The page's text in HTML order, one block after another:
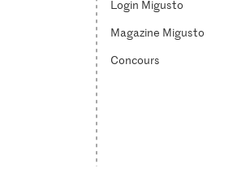
Login Migusto
Magazine Migusto
Concours